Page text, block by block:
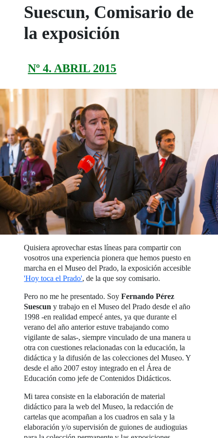
Suescun, Comisario de
la exposición
Nº 4. ABRIL 2015
Quisiera aprovechar estas líneas para compartir con
vosotros una experiencia pionera que hemos puesto en
marcha en el Museo del Prado, la exposición accesible
'Hoy toca el Prado', de la que soy comisario.
Pero no me he presentado. SoyFernando Pérez
Suescuny trabajo en el Museo del Prado desde el año
1998 -en realidad empecé antes, ya que durante el
verano del año anterior estuve trabajando como
vigilante de salas-, siempre vinculado de una manera u
otra con cuestiones relacionadas con la educación, la
didáctica y la difusión de las colecciones del Museo. Y
desde el año 2007 estoy integrado en el Área de
Educación como jefe de Contenidos Didácticos.
Mi tarea consiste en la elaboración de material
didáctico para la web del Museo, la redacción de
cartelas que acompañan a los cuadros en sala y la
elaboración y/o supervisión de guiones de audioguias